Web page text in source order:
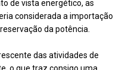
de vista energético, as
considerada a importação
da potência.
das atividades de